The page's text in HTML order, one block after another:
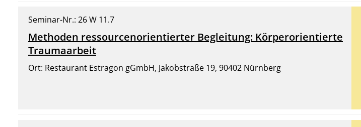
Seminar-Nr.: 26 W 11.7
Methoden ressourcenorientierter Begleitung: Körperorientierte
Traumaarbeit
Ort: Restaurant Estragon gGmbH, Jakobstraße 19, 90402 Nürnberg